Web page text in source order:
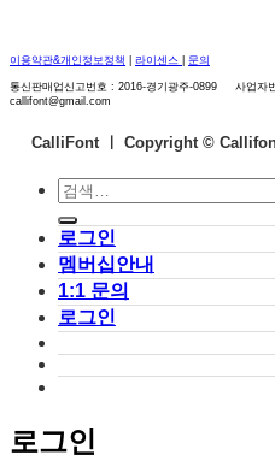
이용약관&개인정보정책 라이센스 문의
통신판매업신고번호 : 2016-경기광주-0899 사업
callifont@gmail.com
CalliFont ㅣ Copyright ©
검
색:
로그인
멤버십안내
1:1 문의
로그인
로그인